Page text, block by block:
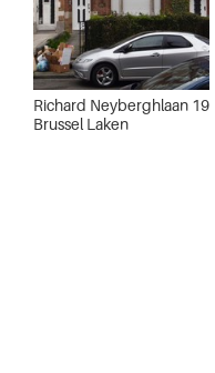
Richard Neyberghlaan 19
Brussel Laken